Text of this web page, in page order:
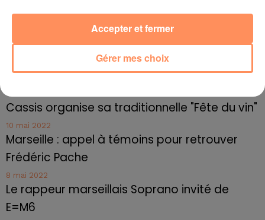
Le cocholed pour jouer à la pétanque
jusqu'au bout de la nuit !
Toulon : des quais électrifiés pour 2023 !
10 mai 2022
Cassis organise sa traditionnelle "Fête du vin"
10 mai 2022
Marseille : appel à témoins pour retrouver
Frédéric Pache
8 mai 2022
Le rappeur marseillais Soprano invité de
E=M6
Gérer mes choix
Accepter et fermer